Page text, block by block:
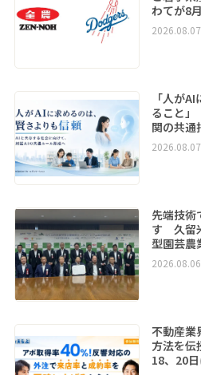
わてが8
「人が
ること
関の共通
先端技術
す 久留
型園芸農
不動産業
方法を
18、20